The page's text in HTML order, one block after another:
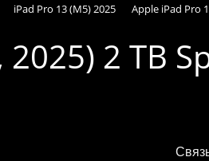
iPad Pro 13 (M5) 2025 Apple iPad Pro
2 TB